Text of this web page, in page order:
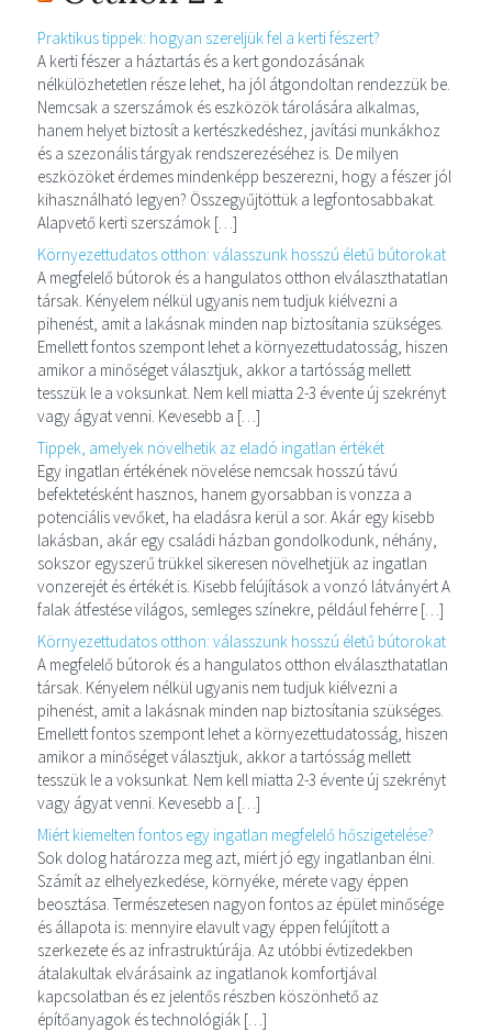
Praktikus tippek: hogyan szereljük fel a kerti fészert?
A kerti fészer a háztartás és a kert gondozásának
nélkülözhetetlen része lehet, ha jól átgondoltan rendezzük be.
Nemcsak a szerszámok és eszközök tárolására alkalmas,
hanem helyet biztosít a kertészkedéshez, javítási munkákhoz
és a szezonális tárgyak rendszerezéséhez is. De milyen
eszközöket érdemes mindenképp beszerezni, hogy a fészer jól
kihasználható legyen? Összegyűjtöttük a legfontosabbakat.
Alapvető kerti szerszámok […]
Környezettudatos otthon: válasszunk hosszú életű bútorokat
A megfelelő bútorok és a hangulatos otthon elválaszthatatlan
társak. Kényelem nélkül ugyanis nem tudjuk kiélvezni a
pihenést, amit a lakásnak minden nap biztosítania szükséges.
Emellett fontos szempont lehet a környezettudatosság, hiszen
amikor a minőséget választjuk, akkor a tartósság mellett
tesszük le a voksunkat. Nem kell miatta 2-3 évente új szekrényt
vagy ágyat venni. Kevesebb a […]
Tippek, amelyek növelhetik az eladó ingatlan értékét
Egy ingatlan értékének növelése nemcsak hosszú távú
befektetésként hasznos, hanem gyorsabban is vonzza a
potenciális vevőket, ha eladásra kerül a sor. Akár egy kisebb
lakásban, akár egy családi házban gondolkodunk, néhány,
sokszor egyszerű trükkel sikeresen növelhetjük az ingatlan
vonzerejét és értékét is. Kisebb felújítások a vonzó látványért A
falak átfestése világos, semleges színekre, például fehérre […]
Környezettudatos otthon: válasszunk hosszú életű bútorokat
A megfelelő bútorok és a hangulatos otthon elválaszthatatlan
társak. Kényelem nélkül ugyanis nem tudjuk kiélvezni a
pihenést, amit a lakásnak minden nap biztosítania szükséges.
Emellett fontos szempont lehet a környezettudatosság, hiszen
amikor a minőséget választjuk, akkor a tartósság mellett
tesszük le a voksunkat. Nem kell miatta 2-3 évente új szekrényt
vagy ágyat venni. Kevesebb a […]
Miért kiemelten fontos egy ingatlan megfelelő hőszigetelése?
Sok dolog határozza meg azt, miért jó egy ingatlanban élni.
Számít az elhelyezkedése, környéke, mérete vagy éppen
beosztása. Természetesen nagyon fontos az épület minősége
és állapota is: mennyire elavult vagy éppen felújított a
szerkezete és az infrastruktúrája. Az utóbbi évtizedekben
átalakultak elvárásaink az ingatlanok komfortjával
kapcsolatban és ez jelentős részben köszönhető az
építőanyagok és technológiák […]